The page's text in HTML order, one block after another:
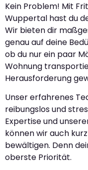
Kein Problem! Mit
Wuppertal hast du
Wir bieten dir
genau auf deine
ob du nur ein paar
Wohnung
Herausforderung
Unser erfahrenes
reibungslos und
Expertise und
können wir auch
bewältigen. Denn
oberste Priorität.